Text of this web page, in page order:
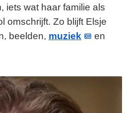
iets wat haar familie als
omschrijft. Zo blijft Elsje
beelden, muziek
en